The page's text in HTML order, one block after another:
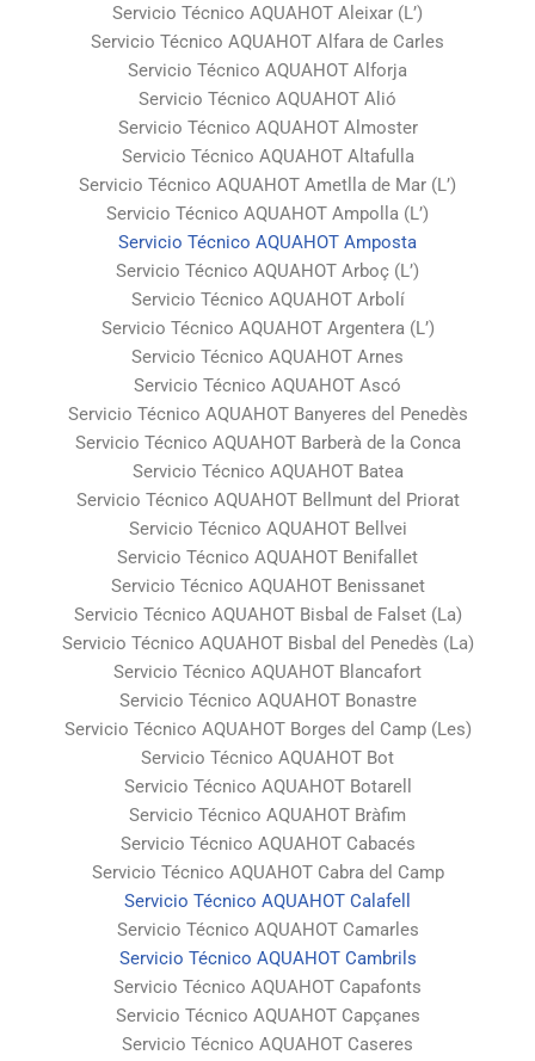
Servicio Técnico AQUAHOT Aleixar (L’)
Servicio Técnico AQUAHOT Alfara de Carles
Servicio Técnico AQUAHOT Alforja
Servicio Técnico AQUAHOT Alió
Servicio Técnico AQUAHOT Almoster
Servicio Técnico AQUAHOT Altafulla
Servicio Técnico AQUAHOT Ametlla de Mar (L’)
Servicio Técnico AQUAHOT Ampolla (L’)
Servicio Técnico AQUAHOT Amposta
Servicio Técnico AQUAHOT Arboç (L’)
Servicio Técnico AQUAHOT Arbolí
Servicio Técnico AQUAHOT Argentera (L’)
Servicio Técnico AQUAHOT Arnes
Servicio Técnico AQUAHOT Ascó
Servicio Técnico AQUAHOT Banyeres del Penedès
Servicio Técnico AQUAHOT Barberà de la Conca
Servicio Técnico AQUAHOT Batea
Servicio Técnico AQUAHOT Bellmunt del Priorat
Servicio Técnico AQUAHOT Bellvei
Servicio Técnico AQUAHOT Benifallet
Servicio Técnico AQUAHOT Benissanet
Servicio Técnico AQUAHOT Bisbal de Falset (La)
Servicio Técnico AQUAHOT Bisbal del Penedès (La)
Servicio Técnico AQUAHOT Blancafort
Servicio Técnico AQUAHOT Bonastre
Servicio Técnico AQUAHOT Borges del Camp (Les)
Servicio Técnico AQUAHOT Bot
Servicio Técnico AQUAHOT Botarell
Servicio Técnico AQUAHOT Bràfim
Servicio Técnico AQUAHOT Cabacés
Servicio Técnico AQUAHOT Cabra del Camp
Servicio Técnico AQUAHOT Calafell
Servicio Técnico AQUAHOT Camarles
Servicio Técnico AQUAHOT Cambrils
Servicio Técnico AQUAHOT Capafonts
Servicio Técnico AQUAHOT Capçanes
Servicio Técnico AQUAHOT Caseres